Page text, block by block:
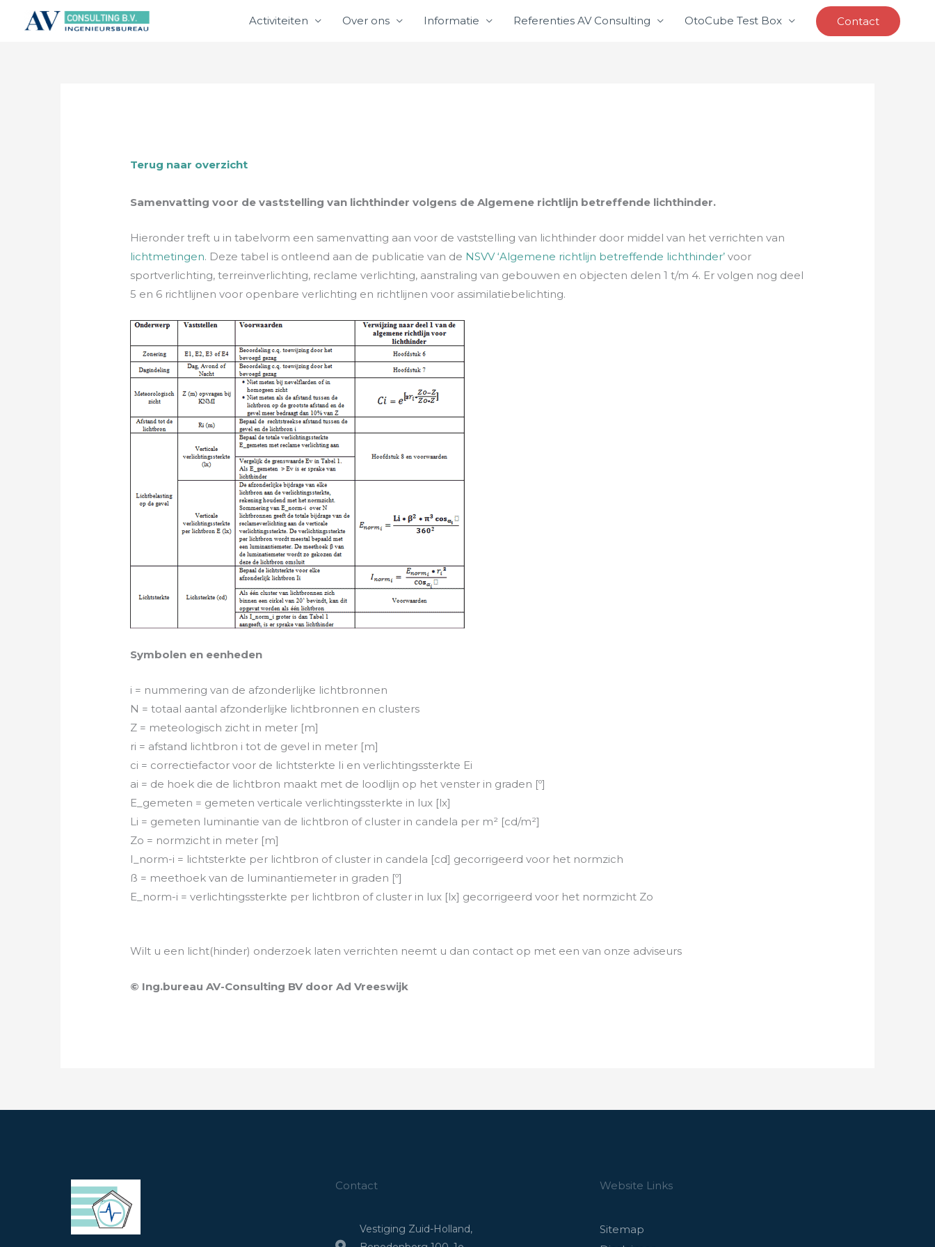
Activiteiten Over ons Informatie Referenties AV Consulting OtoCube Test Box Contact
Terug naar overzicht
Samenvatting voor de vaststelling van lichthinder volgens de Algemene richtlijn betreffende lichthinder.
Hieronder treft u in tabelvorm een samenvatting aan voor de vaststelling van lichthinder door middel van het verrichten van
lichtmetingen. Deze tabel is ontleend aan de publicatie van de NSVV ‘Algemene richtlijn betreffende lichthinder’ voor
sportverlichting, terreinverlichting, reclame verlichting, aanstraling van gebouwen en objecten delen 1 t/m 4. Er volgen nog deel
5 en 6 richtlijnen voor openbare verlichting en richtlijnen voor assimilatiebelichting.
Symbolen en eenheden
i = nummering van de afzonderlijke lichtbronnen
N = totaal aantal afzonderlijke lichtbronnen en clusters
Z = meteologisch zicht in meter [m]
ri = afstand lichtbron i tot de gevel in meter [m]
ci = correctiefactor voor de lichtsterkte Ii en verlichtingssterkte Ei
ai = de hoek die de lichtbron maakt met de loodlijn op het venster in graden [º]
E_gemeten = gemeten verticale verlichtingssterkte in lux [lx]
Li = gemeten luminantie van de lichtbron of cluster in candela per m² [cd/m²]
Zo = normzicht in meter [m]
I_norm-i = lichtsterkte per lichtbron of cluster in candela [cd] gecorrigeerd voor het normzich
ß = meethoek van de luminantiemeter in graden [º]
E_norm-i = verlichtingssterkte per lichtbron of cluster in lux [lx] gecorrigeerd voor het normzicht Zo
Wilt u een licht(hinder) onderzoek laten verrichten neemt u dan contact op met een van onze adviseurs
© Ing.bureau AV-Consulting BV door Ad Vreeswijk
Contact
Vestiging Zuid-Holland,
Website Links
Sitemap